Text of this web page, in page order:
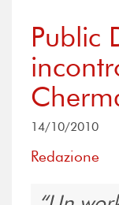
Public
14/10/2010
Redazione